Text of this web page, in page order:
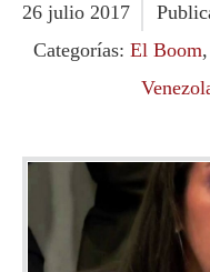
26 julio 2017
Categorías: El Boom,